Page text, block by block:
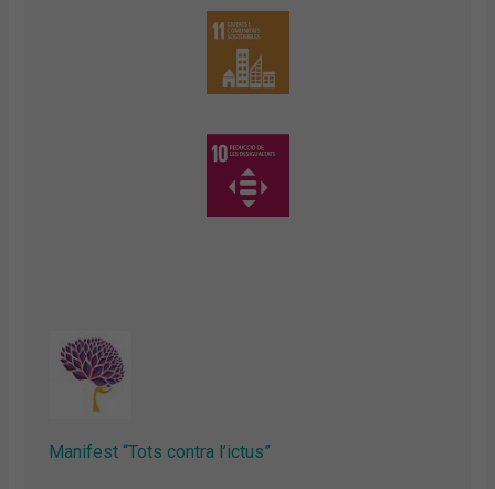
Manifest “Tots contra l’ictus”